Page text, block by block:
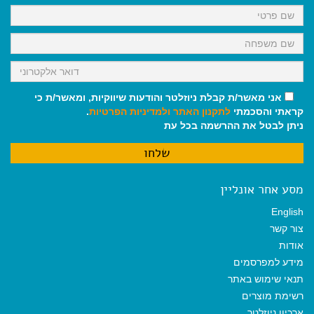
k
p
m
אני מאשר/ת קבלת ניוזלטר והודעות שיווקיות, ומאשר/ת כי
קראתי והסכמתי לתקנון האתר ולמדיניות הפרטיות.
ניתן לבטל את ההרשמה בכל עת
מסע אחר אונליין
English
צור קשר
אודות
מידע למפרסמים
תנאי שימוש באתר
רשימת מוצרים